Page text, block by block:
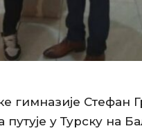
гимназије Стефан
у Турску на